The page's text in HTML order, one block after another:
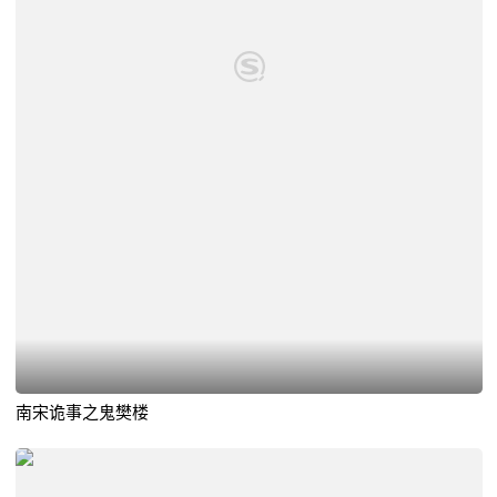
南宋诡事之鬼樊楼